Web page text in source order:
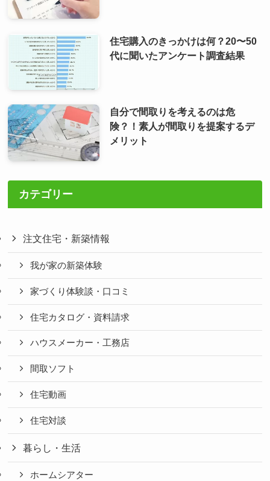
住宅購入のきっかけは何？20〜50
代に聞いたアンケート調査結果
自分で間取りを考えるのは危
険？！素人が間取りを提案するデ
メリット
カテゴリー
注文住宅・新築情報
我が家の新築体験
家づくり体験談・口コミ
住宅カタログ・資料請求
ハウスメーカー・工務店
間取ソフト
住宅動画
住宅対談
暮らし・生活
ホームシアター